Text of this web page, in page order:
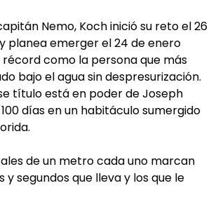
Nemo, Koch inició su reto el 26
planea emerger el 24 de enero
como la persona que más
bajo el agua sin despresurización.
título está en poder de Joseph
días en un habitáculo sumergido
de un metro cada uno marcan
y segundos que lleva y los que le